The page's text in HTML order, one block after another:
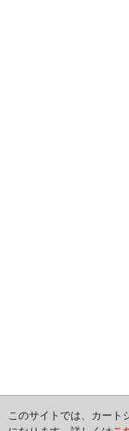
このサイトでは、カート